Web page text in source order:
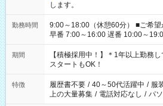
します。
勤務時間
9:00～18:00（休憩60分） ■ご希望があれば下記シフトもOK！
早番 7:00～16:00 遅番 10:00～19:00
と休みを合わせたい」 「余裕を持
「できれば残業はしたくない」
ね。 ※Wワーク希望の方へ 今ご覧のお仕事で希望する勤務時間
と、もう1つのお仕事の勤務時間
合は応募できません。
期間
【積極採用中！】＊1年以上勤務
スタートもOK！
特徴 履歴書不要 / 40～50代活躍中 / 服
上の大量募集 / 電話対応なし / パ